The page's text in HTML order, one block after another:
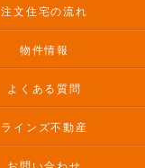
注文住宅の流れ
物件情報
よくある質問
ラインズ不動産
お問い合わせ